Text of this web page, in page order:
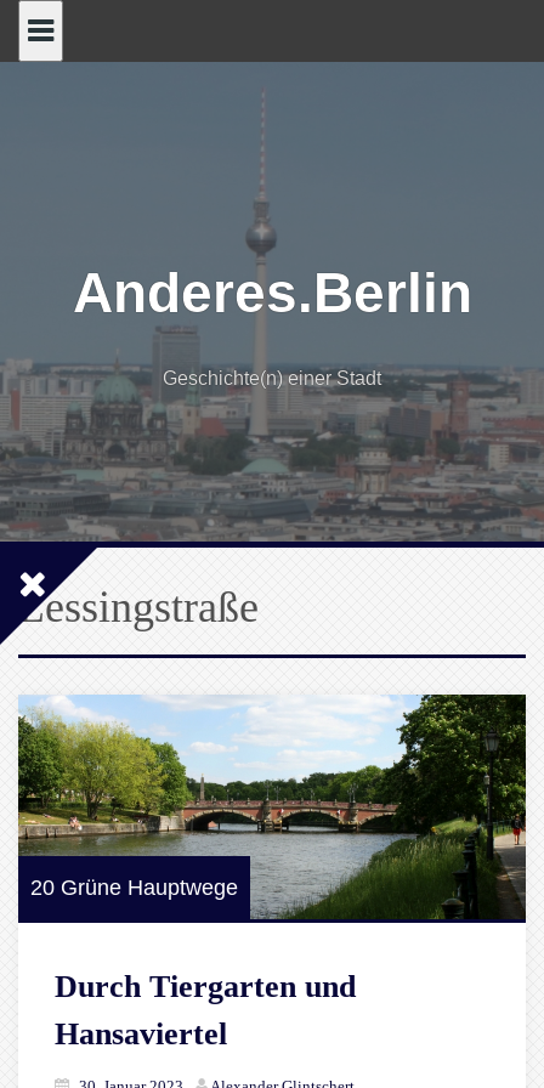
Anderes.Berlin
Geschichte(n) einer Stadt
Lessingstraße
20 Grüne Hauptwege
Durch Tiergarten und
Hansaviertel